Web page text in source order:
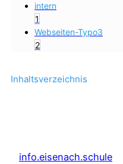
Inhaltsverzeichnis
intern
1
Webseiten-Typo3
2
info.eisenach.schule